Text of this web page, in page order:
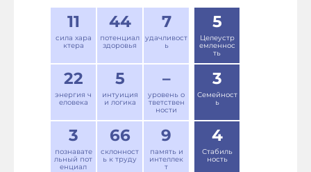
11
сила хара
ктера
44
потенциал
здоровья
7
удачливост
ь
22
энергия ч
еловека
5
интуиция
и логика
–
уровень о
тветствен
ности
3
познавате
льный пот
енциал
66
склонност
ь к труду
9
память и
интеллек
т
5
Целеустр
емленнос
ть
3
Семейност
ь
4
Стабиль
ность